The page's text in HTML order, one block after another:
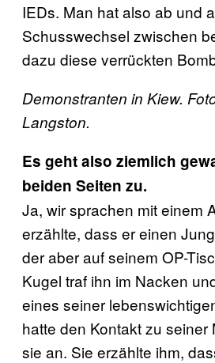
IEDs. Man hat also ab und
Schusswechsel zwischen
dazu diese verrückten
Demonstranten in Kiew.
Langston.
Es geht also ziemlich
beiden Seiten zu.
Ja, wir sprachen mit einem
erzählte, dass er einen
der aber auf seinem OP-
Kugel traf ihn im Nacken
eines seiner
hatte den Kontakt zu seiner
sie an. Sie erzählte ihm,